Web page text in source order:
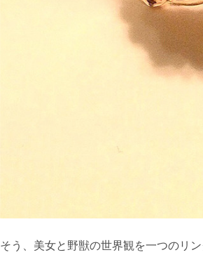
そう、美女と野獣の世界観を一つのリ